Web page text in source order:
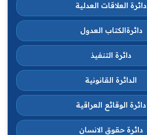
دائرة العلاقات العدلية
دائرةالكتاب العدول
دائرة التنفيذ
الدائرة القانونية
دائرة الوقائع العراقية
دائرة حقوق الانسان